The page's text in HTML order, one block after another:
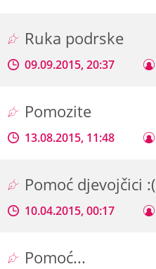
Ruka podrske
09.09.2015, 20:37
Pomozite
13.08.2015, 11:48
Pomoć djevojčici :(
10.04.2015, 00:17
Pomoć...